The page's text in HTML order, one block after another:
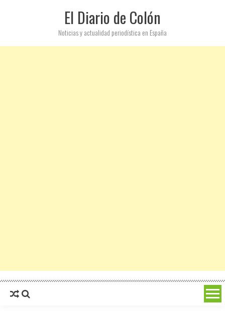
El Diario de Colón
Noticias y actualidad periodística en España